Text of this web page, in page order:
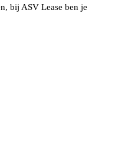
bij ASV Lease ben je